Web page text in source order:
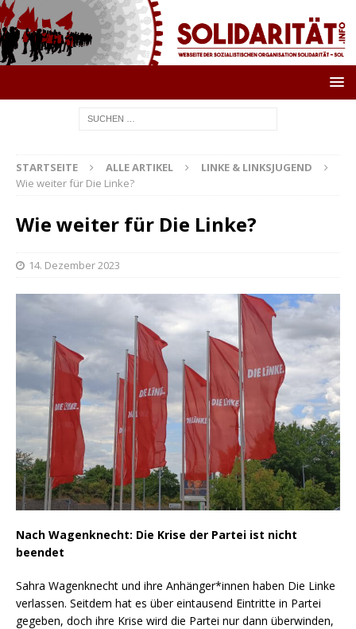
STARTSEITE ALLE ARTIKEL
LINKE & LINKSJUGEND
Wie weiter für Die Linke?
Wie weiter für Die Linke?
14. Dezember 2023
Nach Wagenknecht: Die Krise der Partei ist nicht
beendet
Sahra Wagenknecht und ihre Anhänger*innen haben Die Linke
verlassen. Seitdem hat es über eintausend Eintritte in Partei
gegeben, doch ihre Krise wird die Partei nur dann überwinden,